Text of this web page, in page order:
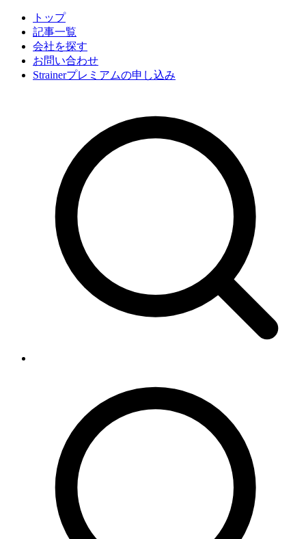
トップ
記事一覧
会社を探す
お問い合わせ
Strainerプレミアムの申し込み